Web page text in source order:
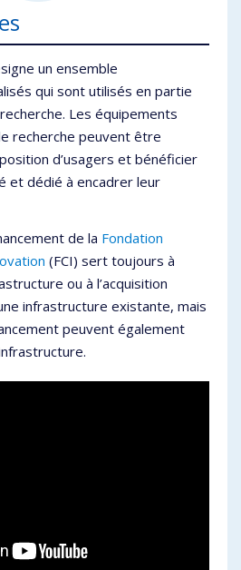
un ensemble
qui sont utilisés en partie
Les équipements
recherche peuvent être
d’usagers et bénéficier
et dédié à encadrer leur
de la Fondation
(FCI) sert toujours à
ou à l’acquisition
infrastructure existante, mais
peuvent également